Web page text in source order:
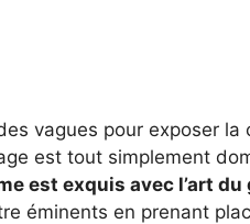
vagues pour exposer la
est tout simplement
est exquis avec l’art
éminents en prenant